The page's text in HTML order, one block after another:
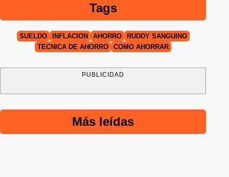
Tags
SUELDO INFLACIÓN AHORRO
RUDDY SANGUINO
TÉCNICA DE AHORRO
CÓMO AHORRAR
PUBLICIDAD
Más leídas